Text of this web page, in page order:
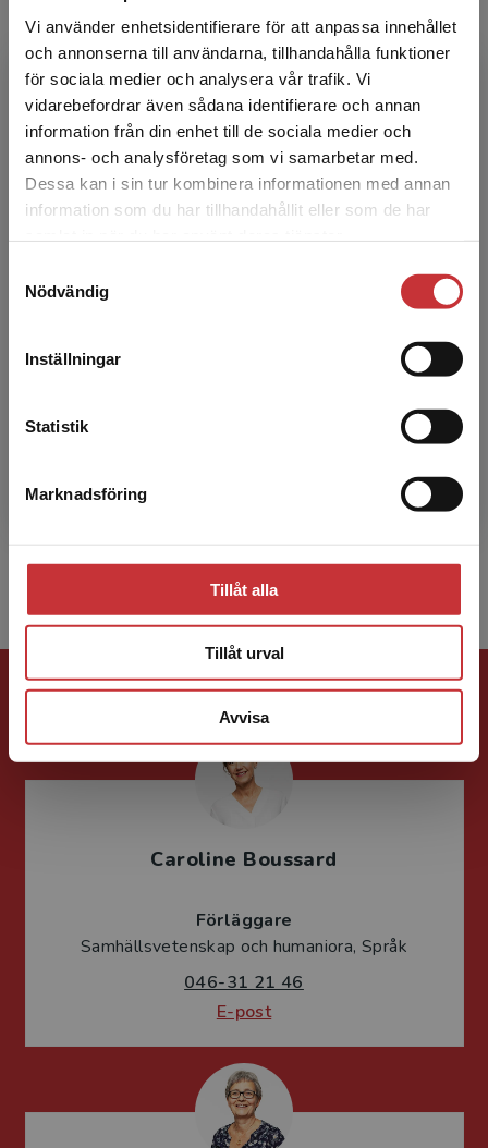
Vi använder enhetsidentifierare för att anpassa innehållet
och annonserna till användarna, tillhandahålla funktioner
för sociala medier och analysera vår trafik. Vi
vidarebefordrar även sådana identifierare och annan
information från din enhet till de sociala medier och
annons- och analysföretag som vi samarbetar med.
Dessa kan i sin tur kombinera informationen med annan
information som du har tillhandahållit eller som de har
Nödvändig
Inställningar
Statistik
Marknadsföring
Tillåt alla
Tillåt urval
Avvisa
Begränsad fraktregion
Det verkar som att du besöker
studentlitteratur.se via en enhet utanför Sverige.
Vi erbjuder inte leveranser utanför Sverige. För
att kunna slutföra ett köp måste
Lauri Karvonen
Åsa von Schoultz är professor i allmän
Förlagskontakt
Caroline Boussard
Förläggare
Samhällsvetenskap och humaniora, Språk
046-31 21 46
E-post